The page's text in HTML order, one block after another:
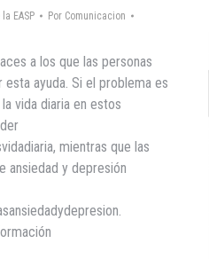
EASP Por Comunicacion
a los que las personas
ayuda. Si el problema es
vida diaria en estos
mientras que las
ansiedad y depresión